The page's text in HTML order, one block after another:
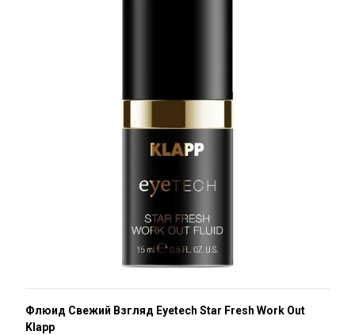
Флюид Свежий Взгляд Eyetech Star Fresh Work Out
Klapp